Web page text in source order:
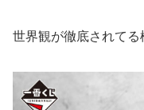
世界観が徹底されてる